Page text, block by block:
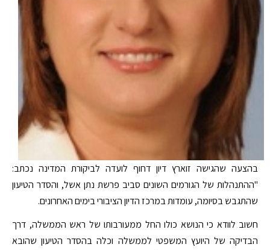
בהצעה שהגישה זוארץ דיון דחוף לועדה לביקורת המדינה נכתב:
"ההתנהלות של הגורמים השונים סביב פרשת נתן אשל, והסדר הטיעון
שהתגבש בסיומה, עומדות במרכז הדיון הציבורי בימים האחרונים.
חשוב לוודא כי הנושא כולו החל ממעורבותו של ראש הממשלה, דרך
הבדיקה של היועץ המשפטי לממשלה וכלה בהסדר הטיעון שהובא